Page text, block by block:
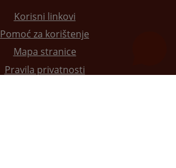
Korisni linkovi
Pomoć za korištenje
Mapa stranice
Pravila privatnosti